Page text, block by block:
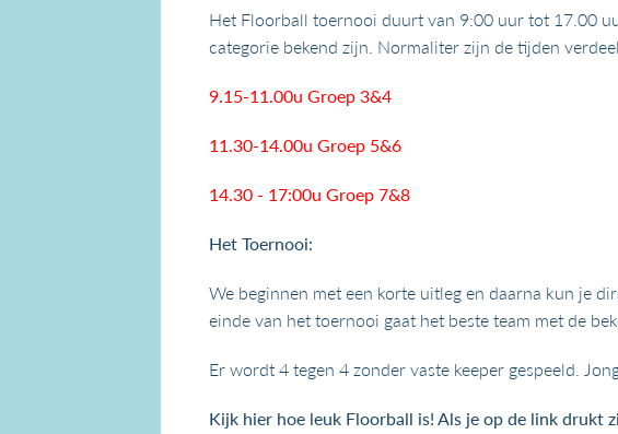
Het Floorball toernooi duurt van 9:00 uur tot 17.00
categorie bekend zijn. Normaliter zijn de tijden
9.15-11.00u Groep 3&4
11.30-14.00u Groep 5&6
14.30 - 17:00u Groep 7&8
Het Toernooi:
We beginnen met een korte uitleg en daarna kun je
einde van het toernooi gaat het beste team met de
Er wordt 4 tegen 4 zonder vaste keeper gespeeld.
Kijk hier hoe leuk Floorball is! Als je op de link drukt